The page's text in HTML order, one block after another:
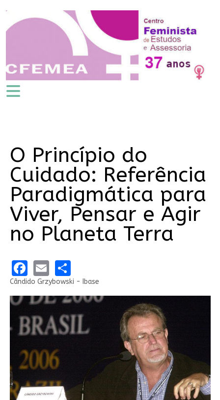
O Princípio do
Cuidado: Referência
Paradigmática para
Viver, Pensar e Agir
no Planeta Terra
Facebook
EmailShare
Cândido Grzybowski - Ibase